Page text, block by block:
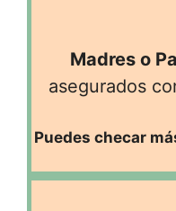
Madres o
asegurados
Puedes checar